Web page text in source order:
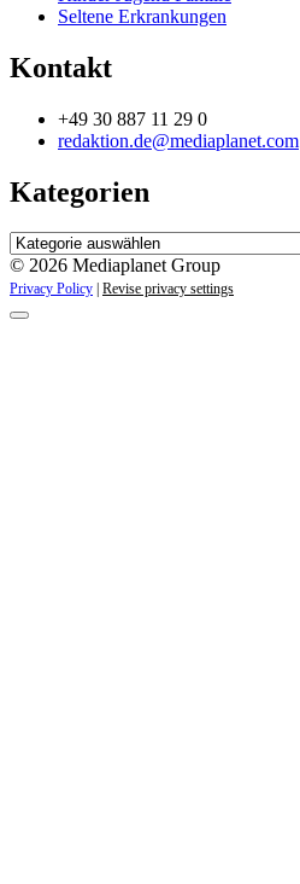
Seltene Erkrankungen
Kontakt
+49 30 887 11 29 0
redaktion.de@mediaplanet.com
Kategorien
Kategorien
© 2026 Mediaplanet Group
Privacy Policy Revise privacy settings